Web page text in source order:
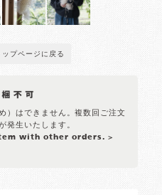
ップページに戻る
）はできません。複数回ご注文
発生いたします。
with other orders. >